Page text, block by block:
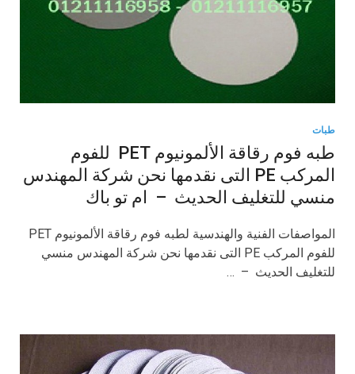
طبات
طبه فوم رقاقة الألمونيوم PET للفوم
المركب PE التى نقدمها نحن شركة المهندس
منسي للتغليف الحديث – ام تو باك
للفوم المركب PE التى نقدمها نحن شركة المهندس منسي
للتغليف الحديث – …